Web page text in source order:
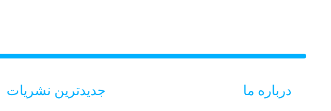
درباره ما جدیدترین نشریات